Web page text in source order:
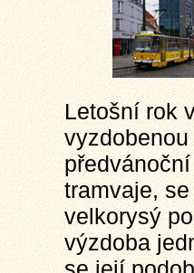
Letošní rok
tramvaje,
velkorysý
výzdoba